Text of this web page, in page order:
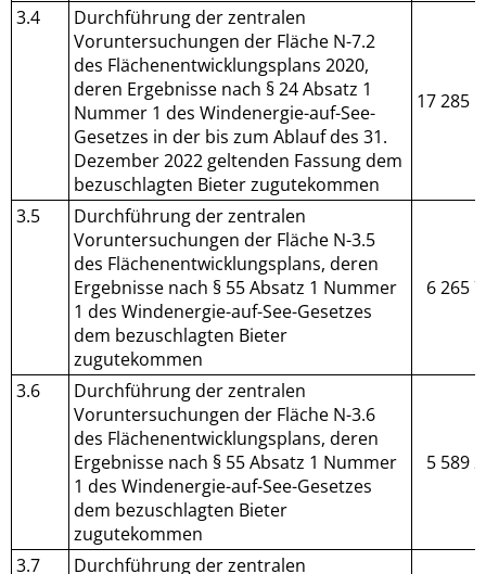
3.4
Durchführung der zentralen
Voruntersuchungen der Fläche N-7.2
des Flächenentwicklungsplans 2020,
deren Ergebnisse nach § 24 Absatz 1
Nummer 1 des Windenergie-auf-See-
Gesetzes in der bis zum Ablauf des 31.
Dezember 2022 geltenden Fassung dem
bezuschlagten Bieter zugutekommen
17 285
3.5
Durchführung der zentralen
Voruntersuchungen der Fläche N-3.5
des Flächenentwicklungsplans, deren
Ergebnisse nach § 55 Absatz 1 Nummer
1 des Windenergie-auf-See-Gesetzes
dem bezuschlagten Bieter
zugutekommen
6 265
3.6
Durchführung der zentralen
Voruntersuchungen der Fläche N-3.6
des Flächenentwicklungsplans, deren
Ergebnisse nach § 55 Absatz 1 Nummer
1 des Windenergie-auf-See-Gesetzes
dem bezuschlagten Bieter
zugutekommen
5 589
3.7
Durchführung der zentralen